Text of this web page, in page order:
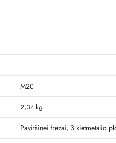
M20
2,34 kg
Paviršinei frezai, 3 kietmetalio